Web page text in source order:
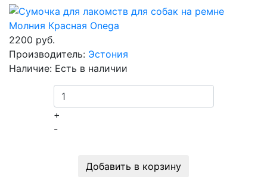
2200 руб.
Производитель: Эстония
Наличие: Есть в наличии
+
-
Добавить в корзину